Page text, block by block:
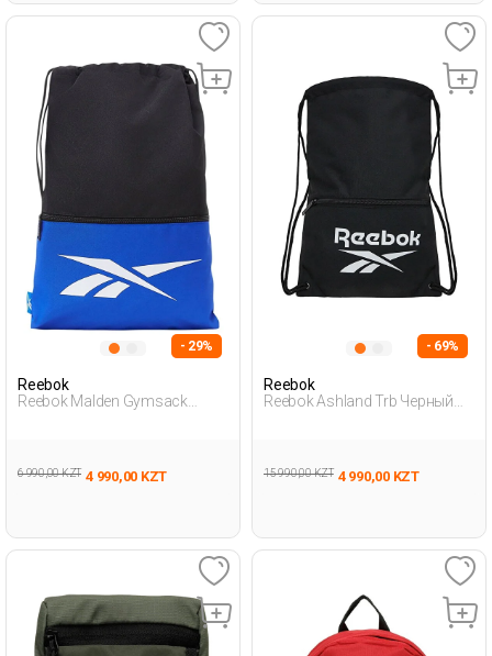
- 29%
Reebok
Reebok Malden Gymsack
6 990,00 KZT 4 990,00 KZT
- 69%
Reebok
Reebok Ashland Trb Черный
15 990,00 KZT 4 990,00 KZT